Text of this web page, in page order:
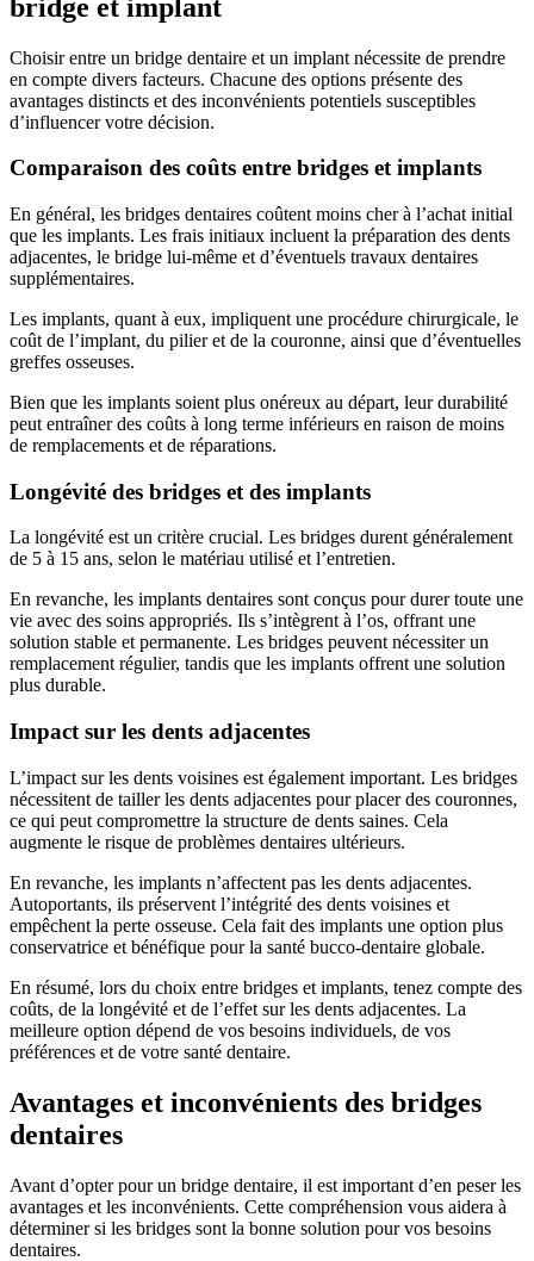
bridge et implant
Choisir entre un bridge dentaire et un implant nécessite de prendre
en compte divers facteurs. Chacune des options présente des
avantages distincts et des inconvénients potentiels susceptibles
d’influencer votre décision.
Comparaison des coûts entre bridges et implants
En général, les bridges dentaires coûtent moins cher à l’achat initial
que les implants. Les frais initiaux incluent la préparation des dents
adjacentes, le bridge lui-même et d’éventuels travaux dentaires
supplémentaires.
Les implants, quant à eux, impliquent une procédure chirurgicale, le
coût de l’implant, du pilier et de la couronne, ainsi que d’éventuelles
greffes osseuses.
Bien que les implants soient plus onéreux au départ, leur durabilité
peut entraîner des coûts à long terme inférieurs en raison de moins
de remplacements et de réparations.
Longévité des bridges et des implants
La longévité est un critère crucial. Les bridges durent généralement
de 5 à 15 ans, selon le matériau utilisé et l’entretien.
En revanche, les implants dentaires sont conçus pour durer toute une
vie avec des soins appropriés. Ils s’intègrent à l’os, offrant une
solution stable et permanente. Les bridges peuvent nécessiter un
remplacement régulier, tandis que les implants offrent une solution
plus durable.
Impact sur les dents adjacentes
L’impact sur les dents voisines est également important. Les bridges
nécessitent de tailler les dents adjacentes pour placer des couronnes,
ce qui peut compromettre la structure de dents saines. Cela
augmente le risque de problèmes dentaires ultérieurs.
En revanche, les implants n’affectent pas les dents adjacentes.
Autoportants, ils préservent l’intégrité des dents voisines et
empêchent la perte osseuse. Cela fait des implants une option plus
conservatrice et bénéfique pour la santé bucco-dentaire globale.
En résumé, lors du choix entre bridges et implants, tenez compte des
coûts, de la longévité et de l’effet sur les dents adjacentes. La
meilleure option dépend de vos besoins individuels, de vos
préférences et de votre santé dentaire.
Avantages et inconvénients des bridges
dentaires
Avant d’opter pour un bridge dentaire, il est important d’en peser les
avantages et les inconvénients. Cette compréhension vous aidera à
déterminer si les bridges sont la bonne solution pour vos besoins
dentaires.